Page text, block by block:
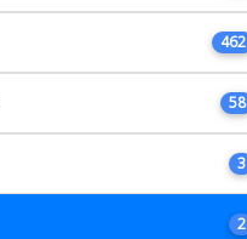
462
58
3
2